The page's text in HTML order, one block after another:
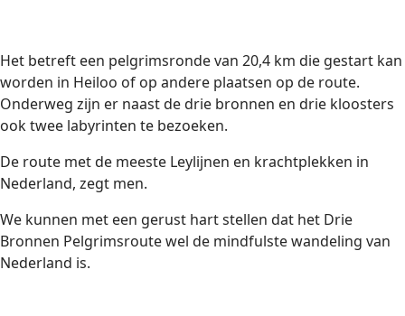
Het betreft een pelgrimsronde van 20,4 km die gestart kan
worden in Heiloo of op andere plaatsen op de route.
Onderweg zijn er naast de drie bronnen en drie kloosters
ook twee labyrinten te bezoeken.
De route met de meeste Leylijnen en krachtplekken in
Nederland, zegt men.
We kunnen met een gerust hart stellen dat het Drie
Bronnen Pelgrimsroute wel de mindfulste wandeling van
Nederland is.